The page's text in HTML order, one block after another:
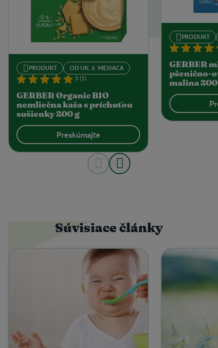
PRODUKT OD UK. 6. MESIACA
5 (1)
GERBER Organic BIO
nemliečna kaša s príchuťou
sušienky 200 g
Preskúmajte
PRODUKT
GERBER
pšenično-
malina 200
Súvisiace články